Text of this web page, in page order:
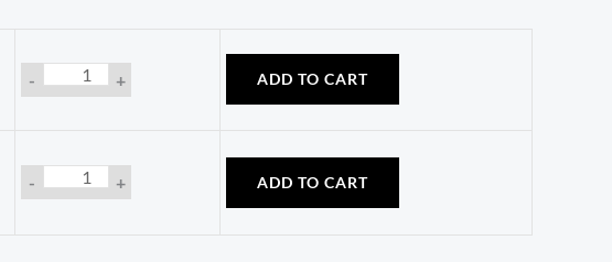
- + ADD TO CART
- + ADD TO CART